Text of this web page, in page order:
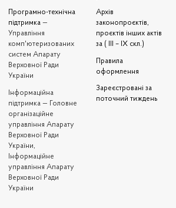
Програмно-технічна
підтримка —
Управління
комп'ютеризованих
систем Апарату
Верховної Ради
України
Iнформаційна
підтримка — Головне
організаційне
управління Апарату
Верховної Ради
України,
Інформаційне
управління Апарату
Верховної Ради
України
Архів
законопроєктів,
проєктів інших актів
за ( III – IX скл.)
Правила
оформлення
Зареєстровані за
поточний тиждень